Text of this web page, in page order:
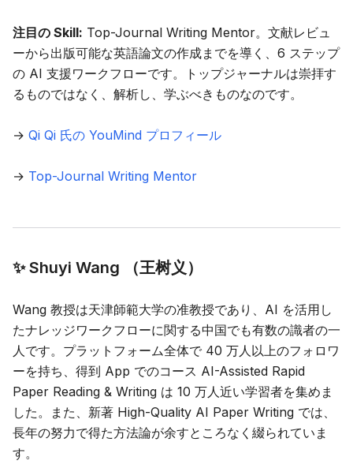
注目の Skill: Top-Journal Writing Mentor。文献レビュ
ーから出版可能な英語論文の作成までを導く、6 ステップ
の AI 支援ワークフローです。トップジャーナルは崇拝す
るものではなく、解析し、学ぶべきものなのです。
→ Qi Qi 氏の YouMind プロフィール
→ Top-Journal Writing Mentor
✨ Shuyi Wang （王树义）
Wang 教授は天津師範大学の准教授であり、AI を活用し
たナレッジワークフローに関する中国でも有数の識者の一
人です。プラットフォーム全体で 40 万人以上のフォロワ
ーを持ち、得到 App でのコース AI-Assisted Rapid
Paper Reading & Writing は 10 万人近い学習者を集めま
した。また、新著 High-Quality AI Paper Writing では、
長年の努力で得た方法論が余すところなく綴られていま
す。